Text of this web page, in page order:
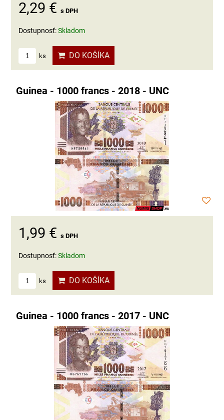
2,29 € s DPH
Dostupnosť:Skladom
ks DO KOŠÍKA
Guinea - 1000 francs - 2018 - UNC
1,99 € s DPH
Dostupnosť:Skladom
ks DO KOŠÍKA
Guinea - 1000 francs - 2017 - UNC